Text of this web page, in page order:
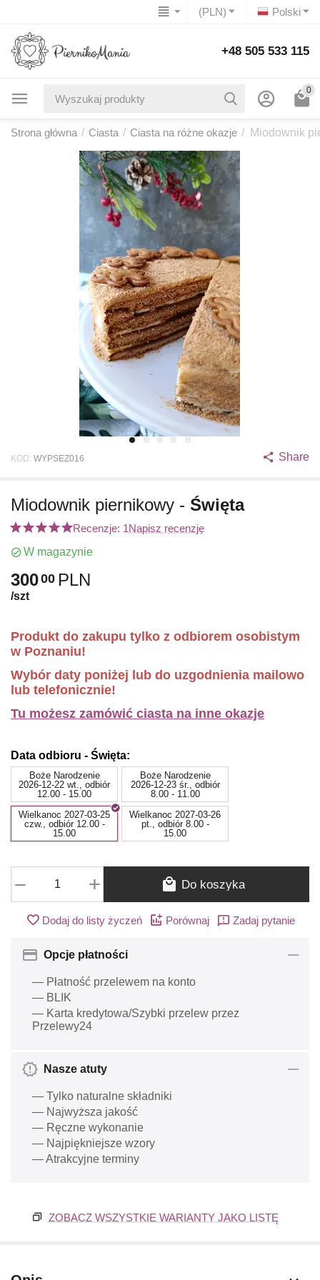
Polski
(PLN)
+48 505 533 115
0
Strona główna / Ciasta / Ciasta na różne okazje / Miodownik
KOD: WYPSEZ016 Share
Miodownik piernikowy - Święta
Recenzje: 1Napisz recenzję
W magazynie
30000 PLN
/szt
Produkt do zakupu tylko z odbiorem osobistym
w Poznaniu!
Wybór daty poniżej lub do uzgodnienia mailowo
lub telefonicznie!
Tu możesz zamówić ciasta na inne okazje
Data odbioru - Święta:
Boże Narodzenie
2026-12-22 wt., odbiór
12.00 - 15.00
Boże Narodzenie
2026-12-23 śr., odbiór
8.00 - 11.00
Wielkanoc 2027-03-25
czw., odbiór 12.00 -
15.00
Wielkanoc 2027-03-26
pt., odbiór 8.00 -
15.00
+
− Do koszyka
Dodaj do listy życzeń Porównaj Zadaj pytanie
Opcje płatności
— Płatność przelewem na konto
— BLIK
— Karta kredytowa/Szybki przelew przez
Przelewy24
Nasze atuty
— Tylko naturalne składniki
— Najwyższa jakość
— Ręczne wykonanie
— Najpiękniejsze wzory
— Atrakcyjne terminy
ZOBACZ WSZYSTKIE WARIANTY JAKO LISTĘ